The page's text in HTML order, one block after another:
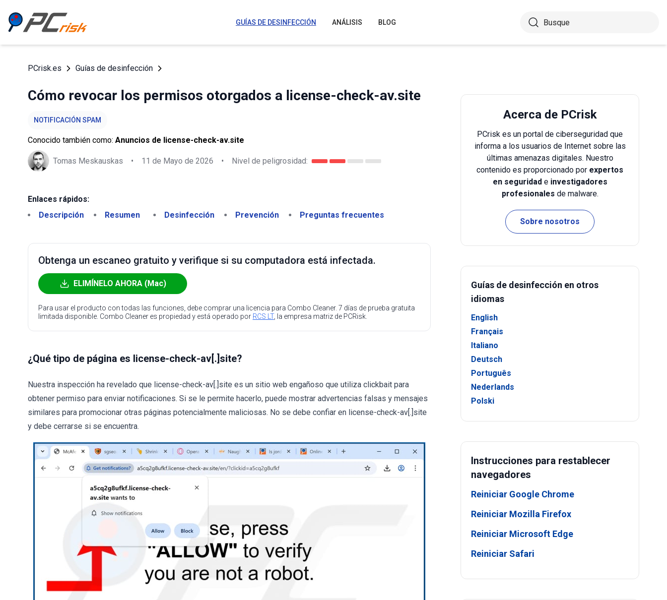
GUÍAS DE DESINFECCIÓN ANÁLISIS BLOG
PCrisk.es Guías de desinfección
Cómo revocar los permisos otorgados a license-check-av.site
NOTIFICACIÓN SPAM
Conocido también como: Anuncios de license-check-av.site
Tomas Meskauskas • 11 de Mayo de 2026 • Nivel de peligrosidad:
Enlaces rápidos:
Descripción
Resumen Desinfección Prevención Preguntas frecuentes
Obtenga un escaneo gratuito y verifique si su computadora está infectada.
ELIMÍNELO AHORA (Mac)
Para usar el producto con todas las funciones, debe comprar una licencia para Combo Cleaner. 7 días de prueba gratuita
limitada disponible. Combo Cleaner es propiedad y está operado por RCS LT, la empresa matriz de PCRisk.
¿Qué tipo de página es license-check-av[.]site?
Nuestra inspección ha revelado que license-check-av[.]site es un sitio web engañoso que utiliza clickbait para
obtener permiso para enviar notificaciones. Si se le permite hacerlo, puede mostrar advertencias falsas y mensajes
similares para promocionar otras páginas potencialmente maliciosas. No se debe confiar en license-check-av[.]site
y debe cerrarse si se encuentra.
Acerca de PCrisk
PCrisk es un portal de ciberseguridad que
informa a los usuarios de Internet sobre las
últimas amenazas digitales. Nuestro
contenido es proporcionado por expertos
en seguridade investigadores
profesionales de malware.
Sobre nosotros
Guías de desinfección en otros
idiomas
English
Français
Italiano
Deutsch
Português
Nederlands
Polski
Instrucciones para restablecer
navegadores
Reiniciar Google Chrome
Reiniciar Mozilla Firefox
Reiniciar Microsoft Edge
Reiniciar Safari